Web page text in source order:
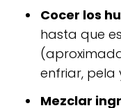
Cocer los
hasta que
enfriar, pela
Mezclar